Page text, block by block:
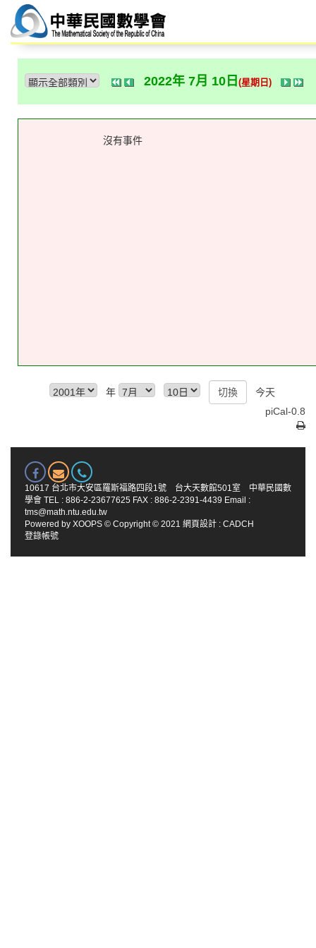
2022年 7月 10日 (星期日)
沒有事件
年
今天
piCal-0.8
10617 台北市大安區羅斯福路四段1號 台大天數館501室 中華民國數
學會 TEL : 886-2-23677625 FAX : 886-2-2391-4439 Email :
tms@math.ntu.edu.tw
Powered by XOOPS © Copyright © 2021 網頁設計 : CADCH
登錄帳號